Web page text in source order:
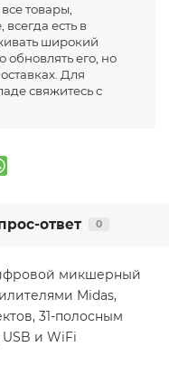
товары,
есть в
широкий
обновлять его, но
Для
свяжитесь с
ответ 0
микшерный
Midas,
31-полосным
и WiFi